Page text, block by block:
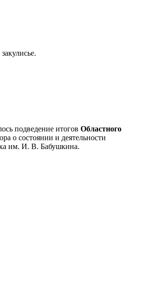
подведение итогов Областного
о состоянии и деятельности
им. И. В. Бабушкина.